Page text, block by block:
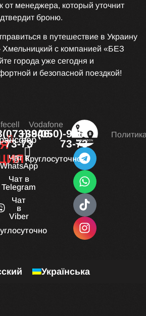
от менеджера, который уточнит
броню.
в путешествие в Украину
с компанией «БЕЗ
города уже сегодня и
и безопасной поездкой!
946-
73-73
Чат в
WhatsApp
Чат в
Telegram
Чат
в
Viber
Vodafone
+38(050)-946-
73-73
Круглосуточно
Українська